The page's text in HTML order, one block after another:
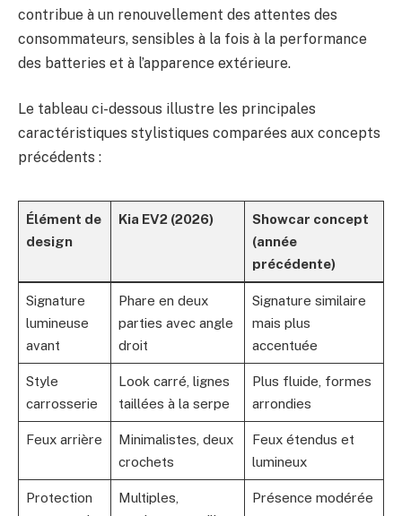
contribue à un renouvellement des attentes des
consommateurs, sensibles à la fois à la performance
des batteries et à l’apparence extérieure.
Le tableau ci-dessous illustre les principales
caractéristiques stylistiques comparées aux concepts
précédents :
Élément de
design
Kia EV2 (2026)
Showcar concept
(année
précédente)
Signature
lumineuse
avant
Phare en deux
parties avec angle
droit
Signature similaire
mais plus
accentuée
Style
carrosserie
Look carré, lignes
taillées à la serpe
Plus fluide, formes
arrondies
Feux arrière
Minimalistes, deux
crochets
Feux étendus et
lumineux
Protection
Multiples,
Présence modérée